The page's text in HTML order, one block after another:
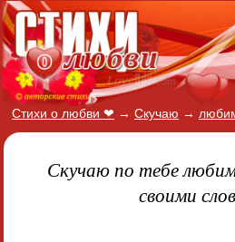
Стихи о любви ❤ → Скучаю →
Скучаю по тебе
своими